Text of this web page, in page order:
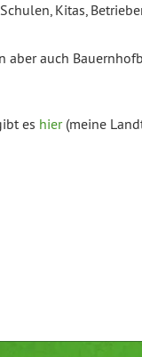
Kitas,
aber auch
es hier(meine